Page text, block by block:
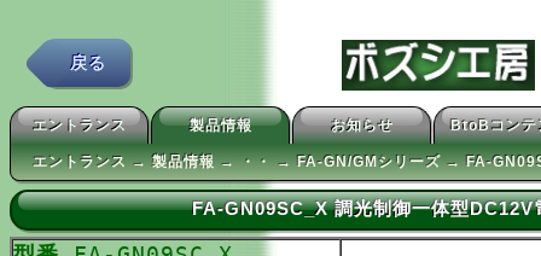
戻る
エントランス 製品情報 お知らせ BtoBコンテ
エントランス → 製品情報 → ・・ → FA-GN/GMシリーズ → FA-
FA-GN09SC_X 調光制御一体型DC12V